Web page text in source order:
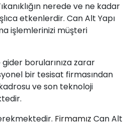
nerede ve ne kadar
etkenlerdir. Can Alt Yapı
işlemlerinizi müşteri
borularınıza zarar
bir tesisat firmasından
ve son teknoloji
Firmamız Can Alt